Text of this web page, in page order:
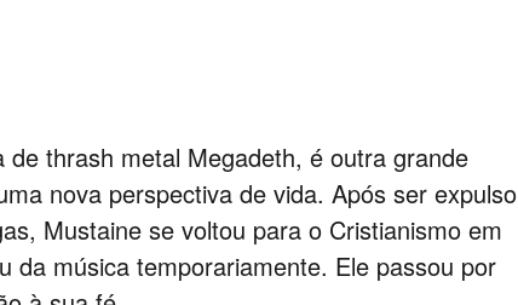
thrash metal Megadeth, é outra grande
nova perspectiva de vida. Após ser expulso
Mustaine se voltou para o Cristianismo em
da música temporariamente. Ele passou por